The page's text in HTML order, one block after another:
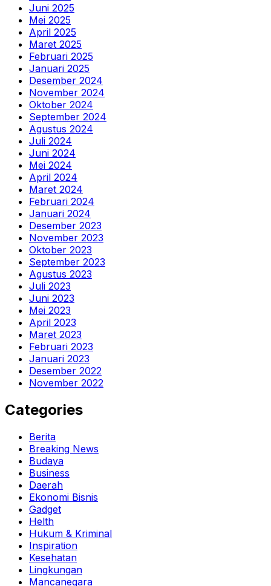
Juni 2025
Mei 2025
April 2025
Maret 2025
Februari 2025
Januari 2025
Desember 2024
November 2024
Oktober 2024
September 2024
Agustus 2024
Juli 2024
Juni 2024
Mei 2024
April 2024
Maret 2024
Februari 2024
Januari 2024
Desember 2023
November 2023
Oktober 2023
September 2023
Agustus 2023
Juli 2023
Juni 2023
Mei 2023
April 2023
Maret 2023
Februari 2023
Januari 2023
Desember 2022
November 2022
Categories
Berita
Breaking News
Budaya
Business
Daerah
Ekonomi Bisnis
Gadget
Helth
Hukum & Kriminal
Inspiration
Kesehatan
Lingkungan
Mancanegara